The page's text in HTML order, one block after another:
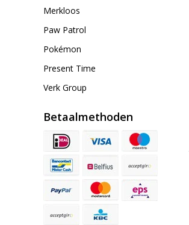
Merkloos
Paw Patrol
Pokémon
Present Time
Verk Group
Betaalmethoden